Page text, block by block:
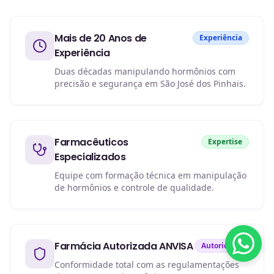
Mais de 20 Anos de
Experiência
Experiência
Duas décadas manipulando hormônios com
precisão e segurança em São José dos Pinhais.
Farmacêuticos
Especializados
Expertise
Equipe com formação técnica em manipulação
de hormônios e controle de qualidade.
Farmácia Autorizada ANVISA Autoridade
Conformidade total com as regulamentações